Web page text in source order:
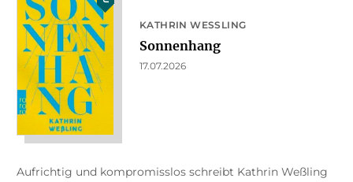
KATHRIN WESSLING
Sonnenhang
17.07.2026
Aufrichtig und kompromisslos schreibt Kathrin Weßling